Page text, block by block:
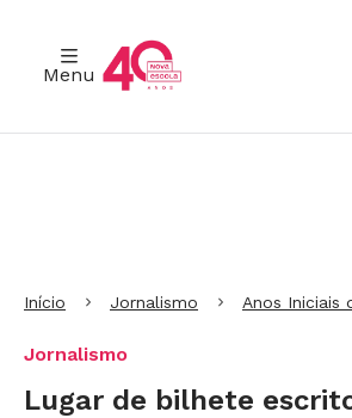
Menu
Início Jornalismo Anos Iniciais
Jornalismo
Lugar de bilhete